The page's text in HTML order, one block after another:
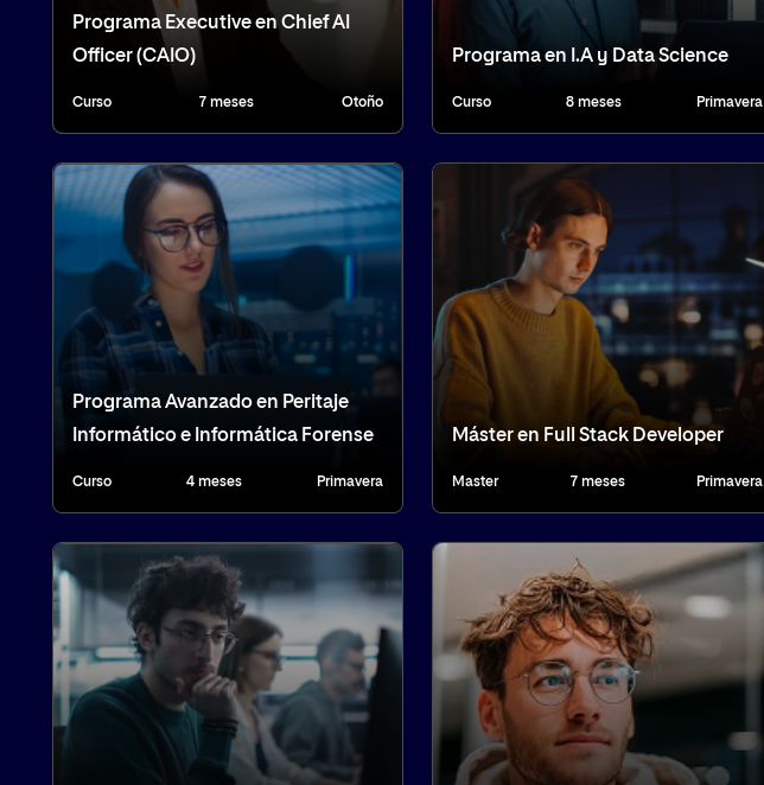
Programa Executive en Chief AI
Officer (CAIO)
Curso 7 meses Otoño
Programa en I.A y Data Science
Curso 8 meses Primavera
Programa Avanzado en Peritaje
Informático e Informática Forense
Curso 4 meses Primavera
Máster en Full Stack Developer
Master 7 meses Primavera